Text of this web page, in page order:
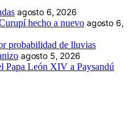
agosto 6, 2026
hecho a nuevo agosto 6,
probabilidad de lluvias
agosto 5, 2026
Papa León XIV a Paysandú